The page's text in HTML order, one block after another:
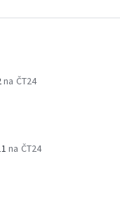
na ČT24
na ČT24